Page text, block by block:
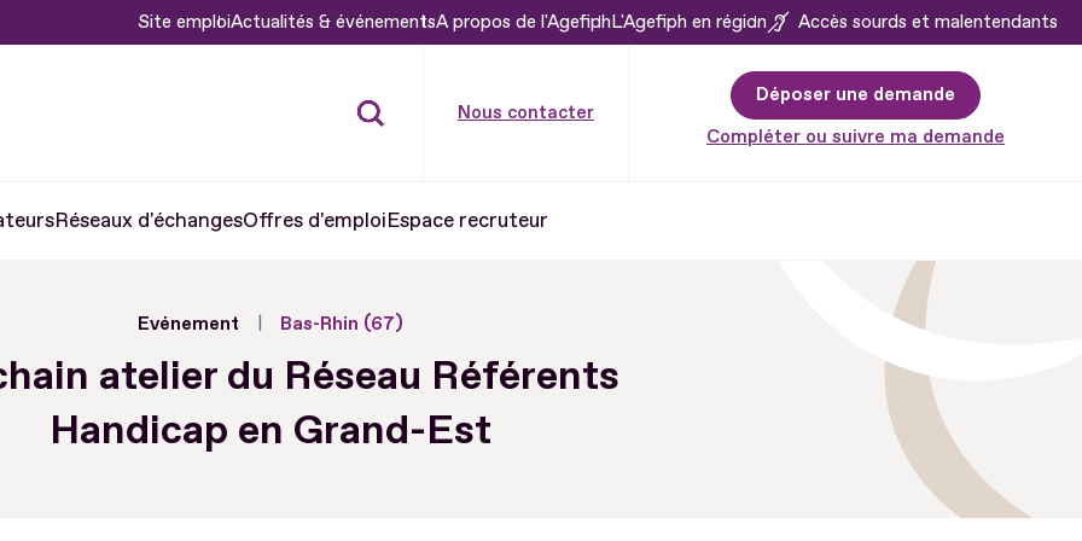
Site emploiActualités & événementsA propos de l'AgefiphL'Agefiph en région Accès sourds et malentendants
Nous contacter
Déposer une demande
Compléter ou suivre ma demande
Réseaux d'échangesOffres d'emploiEspace recruteur
Evénement Bas-Rhin (67)
atelier du Réseau Référents
Handicap en Grand-Est